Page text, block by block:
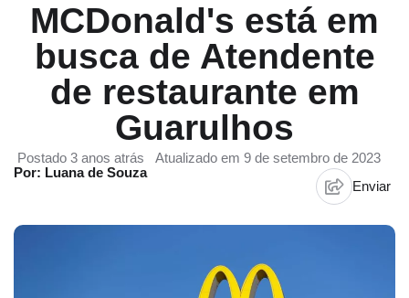
MCDonald's está em
busca de Atendente
de restaurante em
Guarulhos
Postado 3 anos atrás
Atualizado em 9 de setembro de 2023
Por: Luana de Souza
Enviar